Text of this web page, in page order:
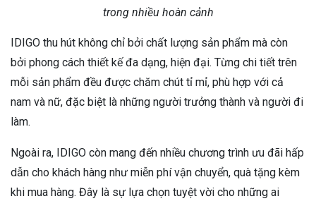
trong nhiều hoàn cảnh
IDIGO thu hút không chỉ bởi chất lượng sản phẩm mà còn
bởi phong cách thiết kế đa dạng, hiện đại. Từng chi tiết trên
mỗi sản phẩm đều được chăm chút tỉ mỉ, phù hợp với cả
nam và nữ, đặc biệt là những người trưởng thành và người đi
làm.
Ngoài ra, IDIGO còn mang đến nhiều chương trình ưu đãi hấp
dẫn cho khách hàng như miễn phí vận chuyển, quà tặng kèm
khi mua hàng. Đây là sự lựa chọn tuyệt vời cho những ai